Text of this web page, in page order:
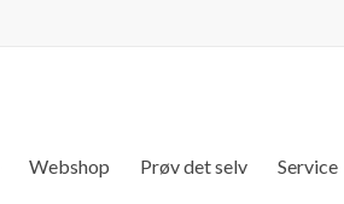
Webshop Prøv det selv Service